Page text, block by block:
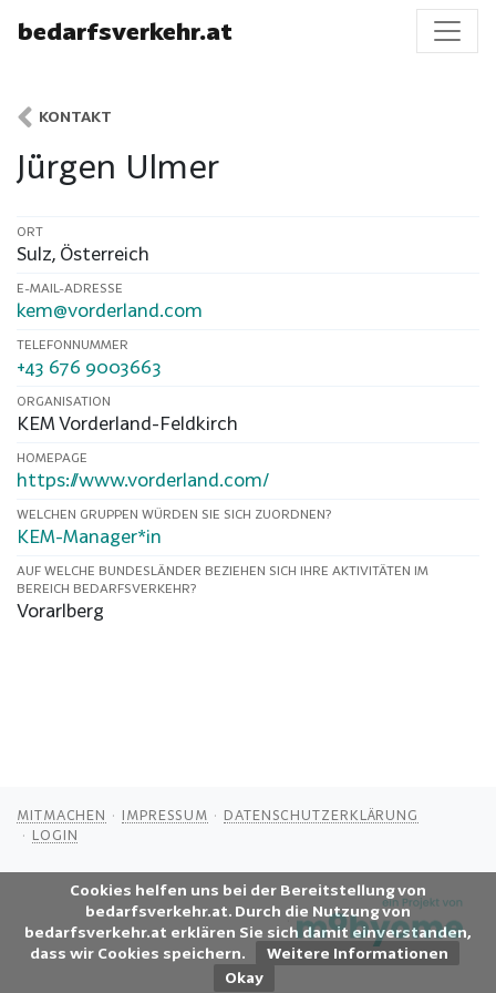
Cookies helfen uns bei der Bereitstellung von
bedarfsverkehr.at. Durch die Nutzung von
bedarfsverkehr.at erklären Sie sich damit einverstanden,
dass wir Cookies speichern.
Weitere Informationen
bedarfsverkehr.at
KONTAKT
Jürgen Ulmer
ORT
Sulz, Österreich
E-MAIL-ADRESSE
kem@vorderland.com
TELEFONNUMMER
+43 676 9003663
ORGANISATION
KEM Vorderland-Feldkirch
HOMEPAGE
https://www.vorderland.com/
WELCHEN GRUPPEN WÜRDEN SIE SICH ZUORDNEN?
KEM-Manager*in
AUF WELCHE BUNDESLÄNDER BEZIEHEN SICH IHRE AKTIVITÄTEN IM
BEREICH BEDARFSVERKEHR?
Vorarlberg
MITMACHEN IMPRESSUM
DATENSCHUTZERKLÄRUNG
LOGIN